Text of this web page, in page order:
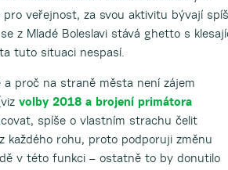
veřejnost, za svou aktivitu bývají
z Mladé Boleslavi stává ghetto s
tuto situaci nespasí.
proč na straně města není zájem
volby 2018 a brojení primátora
spíše o vlastním strachu čelit
každého rohu, proto podporuji změnu
v této funkci – ostatně to by donutilo